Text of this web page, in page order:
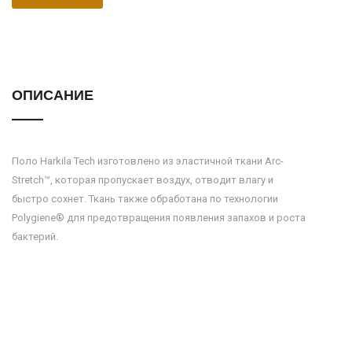
ОПИСАНИЕ
Поло Harkila Tech изготовлено из эластичной ткани Arc-
Stretch™, которая пропускает воздух, отводит влагу и
быстро сохнет. Ткань также обработана по технологии
Polygiene® для предотвращения появления запахов и роста
бактерий.